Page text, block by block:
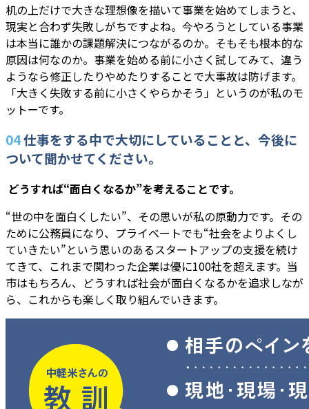
机の上だけで大きな理想像を描いて事業を始めてしまうと、
現実と合わず失敗しがちですよね。今やろうとしている事業
は本当に誰かの課題解決につながるのか。そもそも根本的な
原因は何なのか。事業を始める前に小さく試してみて、違う
ようなら修正したりやめたりすることで大事故は防げます。
「大きく失敗する前に小さくやらかそう」というのが私のモ
ットーです。
04仕事をする中で大切にしていることと、今後に
ついて聞かせてください。
―― どうすれば“面白くなるか”を考えることです。
“世の中を面白くしたい”、その思いが私の原動力です。その
ために公務員になり、プライベートでも“社会をよりよくし
ていきたい”という思いのあるスタートアップの支援を続け
てきて、これまで関わった企業は優に100社を超えます。当
市はもちろん、どうすれば社会が面白くなるかを追求しなが
ら、これからも楽しく取り組んでいきます。